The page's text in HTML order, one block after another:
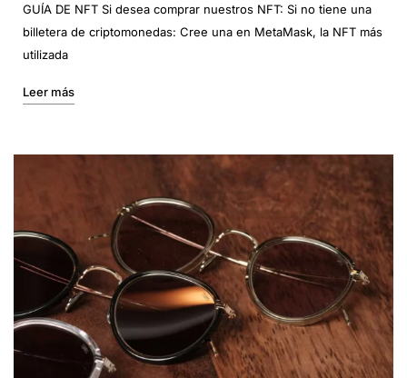
GUÍA DE NFT Si desea comprar nuestros NFT: Si no tiene una
billetera de criptomonedas: Cree una en MetaMask, la NFT más
utilizada
Leer más